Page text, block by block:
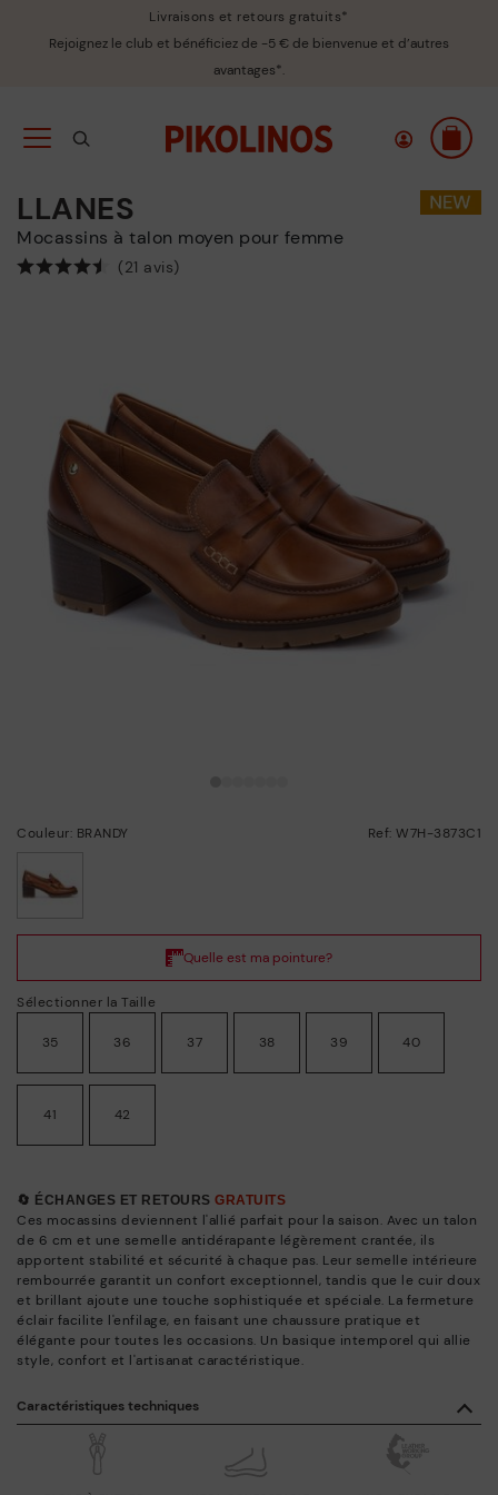
Livraisons et retours gratuits*
Rejoignez le club et bénéficiez de -5 € de bienvenue et d’autres
avantages*.
LLANES
Mocassins à talon moyen pour femme
(21 avis)
Couleur: BRANDY Ref: W7H-3873C1
Sélectionner la Taille
35 36 37 38 39 40
41 42
🔄 ÉCHANGES ET RETOURS GRATUITS
Ces mocassins deviennent l'allié parfait pour la saison. Avec un talon
de 6 cm et une semelle antidérapante légèrement crantée, ils
apportent stabilité et sécurité à chaque pas. Leur semelle intérieure
rembourrée garantit un confort exceptionnel, tandis que le cuir doux
et brillant ajoute une touche sophistiquée et spéciale. La fermeture
éclair facilite l'enfilage, en faisant une chaussure pratique et
élégante pour toutes les occasions. Un basique intemporel qui allie
style, confort et l'artisanat caractéristique.
Caractéristiques techniques